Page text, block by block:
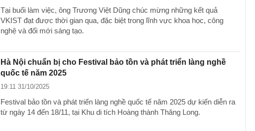
Tại buổi làm việc, ông Trương Việt Dũng chúc mừng những kết quả
VKIST đạt được thời gian qua, đặc biệt trong lĩnh vực khoa học, công
nghệ và đổi mới sáng tạo.
Hà Nội chuẩn bị cho Festival bảo tồn và phát triển làng nghề
quốc tế năm 2025
19:11 31/10/2025
Festival bảo tồn và phát triển làng nghề quốc tế năm 2025 dự kiến diễn ra
từ ngày 14 đến 18/11, tại Khu di tích Hoàng thành Thăng Long.